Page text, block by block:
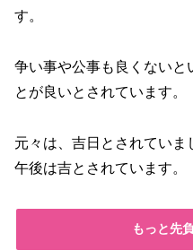
す。
争い事や公事も良くないと
とが良いとされています。
元々は、吉日とされていま
午後は吉とされています。
もっと先